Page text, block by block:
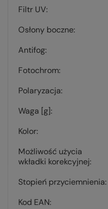
Filtr UV
Osłony boczne
Antifog
Fotochrom
Polaryzacja
Waga [g]
Kolor
Możliwość użycia
wkładki korekcyjnej
Stopień przyciemnienia
Kod EAN